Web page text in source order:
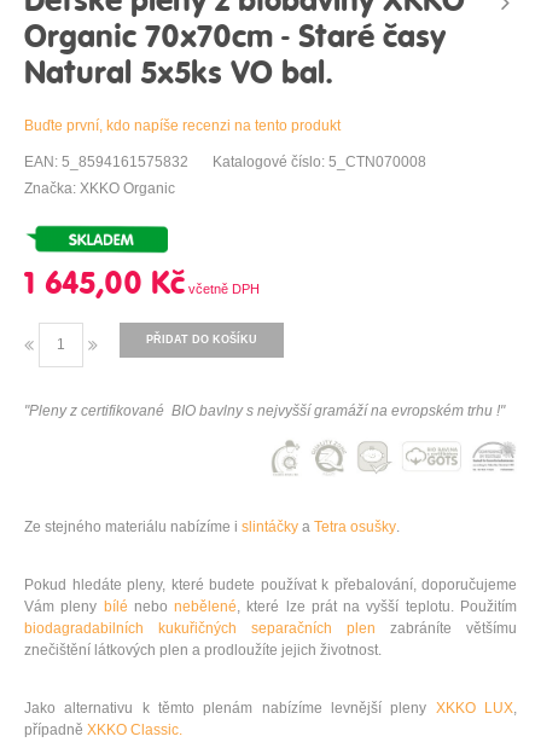
Organic 70x70cm - Staré časy
Natural 5x5ks VO bal.
Buďte první, kdo napíše recenzi na tento produkt
EAN: 5_8594161575832
Katalogové číslo: 5_CTN070008
Značka: XKKO Organic
1 645,00 Kč
PŘIDAT DO KOŠÍKU
"Pleny z certifikované BIO bavlny s nejvyšší gramáží na evropském trhu !"
Ze stejného materiálu nabízíme i slintáčky a Tetra osušky.
Pokud hledáte pleny, které budete používat k přebalování, doporučujeme
Vám pleny bílé nebonebělené, které lze prát na vyšší teplotu. Použitím
biodagradabilních kukuřičných separačních plen zabráníte většímu
znečištění látkových plen a prodloužíte jejich životnost.
Jako alternativu k těmto plenám nabízíme levnější pleny XKKO LUX,
případně XKKO Classic.